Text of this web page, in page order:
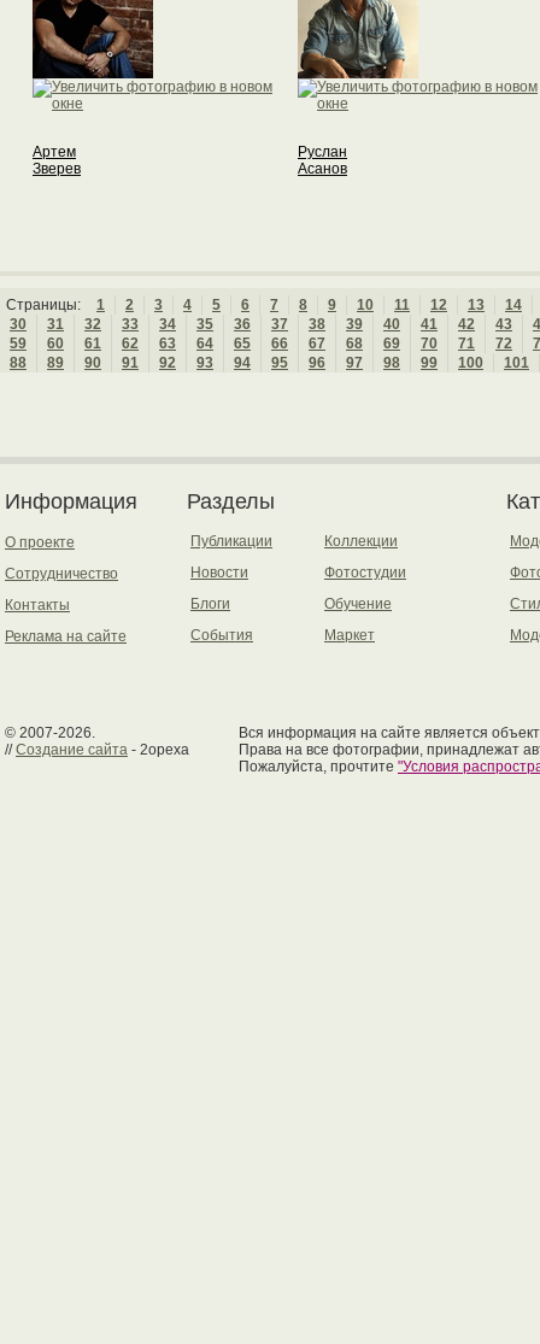
Артем
Зверев
Руслан
Асанов
Страницы: 1 2 3 4 5 6 7 8 9 10 11 12 13
14
30
31 32 33 34 35 36 37 38 39 40 41 42 43
59
60 61 62 63 64 65 66 67 68 69 70 71 72
88
89 90 91 92 93 94 95 96 97 98 99 100 101
Информация
О проекте
Сотрудничество
Контакты
Реклама на сайте
Разделы
Публикации
Новости
Блоги
События
Коллекции
Фотостудии
Обучение
Маркет
© 2007-2026.
//Создание сайта - 2opexa
Вся информация на сайте является
Права на все фотографии, принадлежат
Пожалуйста, прочтите "Условия